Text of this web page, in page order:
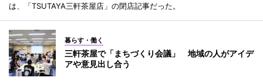
は、「TSUTAYA三軒茶屋店」の閉店記事だった。
暮らす・働く
三軒茶屋で「まちづくり会議」 地域の人がアイデ
アや意見出し合う